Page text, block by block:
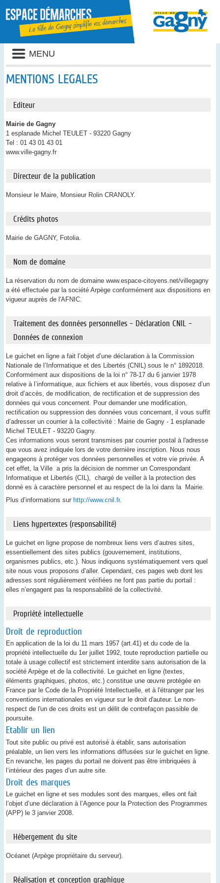
Liste
des
avertissements
MENU
MENTIONS LEGALES
Editeur
Mairie de Gagny
1 esplanade Michel TEULET - 93220 Gagny
Tel : 01 43 01 43 01
www.ville-gagny.fr
Directeur de la publication
Monsieur le Maire, Monsieur Rolin CRANOLY.
Crédits photos
Mairie de GAGNY, Fotolia.
Nom de domaine
La réservation du nom de domaine www.espace-citoyens.net/villegagny
a été effectuée par la société Arpège conformément aux dispositions en
vigueur auprès de l'AFNIC.
Traitement des données personnelles – Déclaration CNIL –
Données de connexion
Le guichet en ligne a fait l’objet d’une déclaration à la Commission
Nationale de l’Informatique et des Libertés (CNIL) sous le n° 1892018.
Conformément aux dispositions de la loi n° 78-17 du 6 janvier 1978
relative à l’informatique, aux fichiers et aux libertés, vous disposez d’un
droit d’accès, de modification, de rectification et de suppression des
données qui vous concernent. Pour demander une modification,
rectification ou suppression des données vous concernant, il vous suffit
d’adresser un courrier à la collectivité : Mairie de Gagny - 1 esplanade
Michel TEULET - 93220 Gagny.
Ces informations vous seront transmises par courrier postal à l'adresse
que vous avez indiquée lors de votre dernière inscription. Nous nous
engageons à protéger vos données personnelles et votre vie privée. A
cet effet, la Ville a pris la décision de nommer un Correspondant
Informatique et Libertés (CIL), chargé de veiller à la protection des
donné es à caractère personnel et au respect de la loi dans la Mairie.
Plus d’informations sur http://www.cnil.fr.
Liens hypertextes (responsabilité)
Le guichet en ligne propose de nombreux liens vers d’autres sites,
essentiellement des sites publics (gouvernement, institutions,
organismes publics, etc.). Nous indiquons systématiquement vers quel
site nous vous proposons d’aller. Cependant, ces pages web dont les
adresses sont régulièrement vérifiées ne font pas partie du portail :
elles n’engagent pas la responsabilité de la collectivité.
Propriété intellectuelle
Droit de reproduction
En application de la loi du 11 mars 1957 (art.41) et du code de la
propriété intellectuelle du 1er juillet 1992, toute reproduction partielle ou
totale à usage collectif est strictement interdite sans autorisation de la
société Arpège et de la collectivité. Le guichet en ligne (textes,
éléments graphiques, photos, etc.) constitue une œuvre protégée en
France par le Code de la Propriété Intellectuelle, et à l'étranger par les
conventions internationales en vigueur sur le droit d'auteur. Le non-
respect de l'un de ces droits est un délit de contrefaçon passible de
poursuite.
Etablir un lien
Tout site public ou privé est autorisé à établir, sans autorisation
préalable, un lien vers les informations diffusées sur le guichet en ligne.
En revanche, les pages du portail ne doivent pas être imbriquées à
l’intérieur des pages d’un autre site.
Droit des marques
Le guichet en ligne et ses modules sont des marques, elles ont fait
l’objet d’une déclaration à l’Agence pour la Protection des Programmes
(APP) le 3 janvier 2008.
Hébergement du site
Océanet (Arpège propriétaire du serveur).
Réalisation et conception graphique